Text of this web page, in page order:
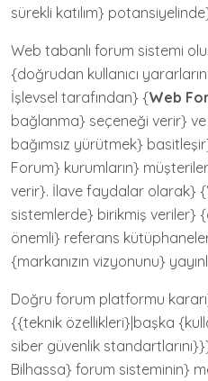
sürekli katılım}
Web tabanlı forum sistemi
{doğrudan kullanıcı
İşlevsel tarafından} {Web
bağlanma} seçeneği verir}
bağımsız yürütmek}
Forum} kurumların}
verir}. İlave faydalar olarak} {
sistemlerde} birikmiş veriler}
önemli} referans
{markanızın vizyonunu}
Doğru forum platformu
{{teknik özellikleri}|başka
siber güvenlik
Bilhassa} forum sisteminin}